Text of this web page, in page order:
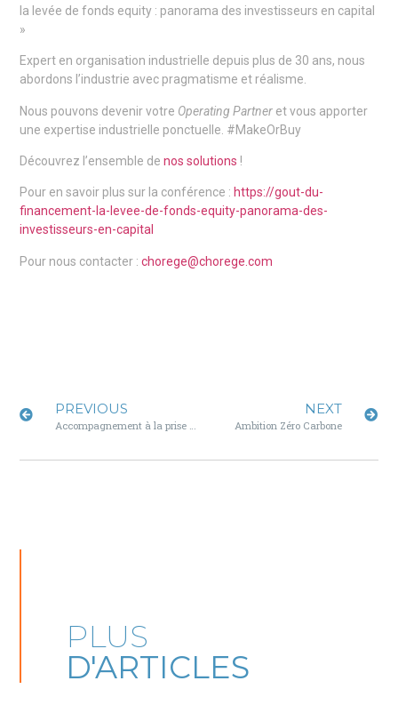
la levée de fonds equity : panorama des investisseurs en capital
»
Expert en organisation industrielle depuis plus de 30 ans, nous
abordons l’industrie avec pragmatisme et réalisme.
Nous pouvons devenir votre Operating Partner et vous apporter
une expertise industrielle ponctuelle. #MakeOrBuy
Découvrez l’ensemble denos solutions !
Pour en savoir plus sur la conférence : https://gout-du-
financement-la-levee-de-fonds-equity-panorama-des-
investisseurs-en-capital
Pour nous contacter :chorege@chorege.com
PREVIOUS
Accompagnement à la prise de fonction de Directeur Industriel￼
NEXT
Ambition Zéro Carbone
PLUS
D'ARTICLES